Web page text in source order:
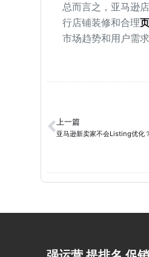
总而言之，亚马逊
行店铺装修和合理
市场趋势和用户需
上一篇
亚马逊新卖家不会Listing优化